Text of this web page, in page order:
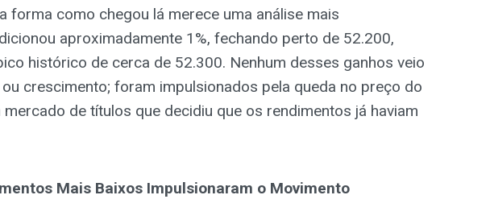
forma como chegou lá merece uma análise mais
aproximadamente 1%, fechando perto de 52.200,
histórico de cerca de 52.300. Nenhum desses ganhos veio
crescimento; foram impulsionados pela queda no preço do
de títulos que decidiu que os rendimentos já haviam
Mais Baixos Impulsionaram o Movimento